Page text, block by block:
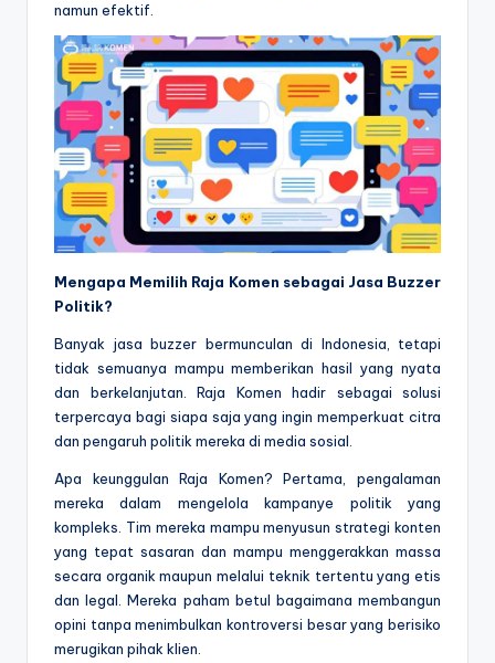
namun efektif.
Mengapa Memilih Raja Komen sebagai Jasa Buzzer
Politik?
Banyak jasa buzzer bermunculan di Indonesia, tetapi
tidak semuanya mampu memberikan hasil yang nyata
dan berkelanjutan. Raja Komen hadir sebagai solusi
terpercaya bagi siapa saja yang ingin memperkuat citra
dan pengaruh politik mereka di media sosial.
Apa keunggulan Raja Komen? Pertama, pengalaman
mereka dalam mengelola kampanye politik yang
kompleks. Tim mereka mampu menyusun strategi konten
yang tepat sasaran dan mampu menggerakkan massa
secara organik maupun melalui teknik tertentu yang etis
dan legal. Mereka paham betul bagaimana membangun
opini tanpa menimbulkan kontroversi besar yang berisiko
merugikan pihak klien.